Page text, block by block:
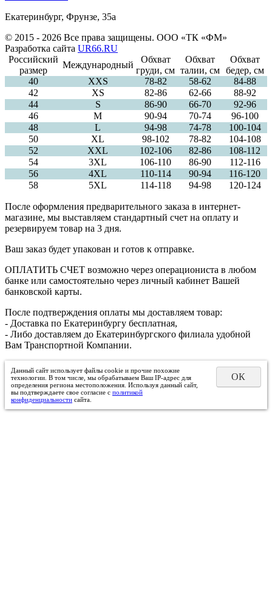
Екатеринбург, Фрунзе, 35а
© 2015 - 2026 Все права защищены. ООО «ТК «ФМ»
Разработка сайта UR66.RU
Российский
размер
Международный
Обхват
груди, см
Обхват
талии, см
Обхват
бедер, см
40
ХXS 78-82 58-62
84-88
42
XS 82-86 62-66
88-92
44
S 86-90 66-70
92-96
46
M 90-94 70-74
96-100
48
L 94-98 74-78
100-104
50
XL 98-102 78-82
104-108
52
XXL 102-106 82-86
108-112
54
3XL 106-110 86-90
112-116
56
4XL 110-114 90-94
116-120
58
5XL 114-118 94-98 120-124
После оформления предварительного заказа в интернет-
магазине, мы выставляем стандартный счет на оплату и
резервируем товар на 3 дня.
Ваш заказ будет упакован и готов к отправке.
ОПЛАТИТЬ СЧЕТ возможно через операциониста в любом
банке или самостоятельно через личный кабинет Вашей
банковской карты.
После подтверждения оплаты мы доставляем товар:
- Доставка по Екатеринбургу бесплатная,
- Либо доставляем до Екатеринбургского филиала удобной
Вам Транспортной Компании.
Данный сайт использует файлы cookie и прочие похожие
технологии. В том числе, мы обрабатываем Ваш IP-адрес для
определения региона местоположения. Используя данный сайт,
вы подтверждаете свое согласие с политикой
конфиденциальности сайта.
ОК